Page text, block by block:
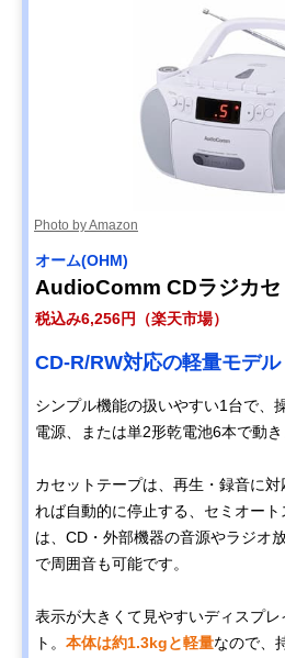
Photo by Amazon
オーム(OHM)
AudioComm CDラジカセ
税込み6,256円（楽天市場）
CD-R/RW対応の軽量モデル
シンプル機能の扱いやすい1台で、
電源、または単2形乾電池6本で動き
カセットテープは、再生・録音に
れば自動的に停止する、セミオー
は、CD・外部機器の音源やラジオ
で周囲音も可能です。
表示が大きくて見やすいディスプ
ト。 本体は約1.3kgと軽量なので、